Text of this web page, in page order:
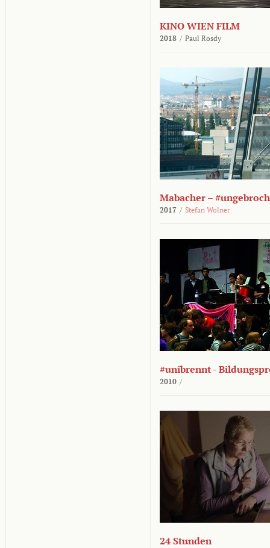
KINO WIEN FILM
2018 / Paul Rosdy
Mabacher –
2017 / Stefan Wolner
#unibrennt -
2010 /
24 Stunden